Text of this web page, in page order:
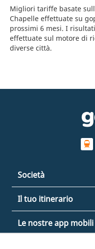
Migliori tariffe basate
Chapelle effettuate su
prossimi 6 mesi. I
effettuate sul motore di
diverse città.
Società
Il tuo itinerario
Le nostre app mobili